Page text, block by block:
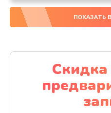
Замена
Чистка
ПОКАЗАТЬ